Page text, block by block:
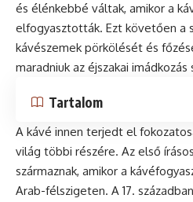
és élénkebbé váltak, amikor a
elfogyasztották. Ezt követően a
kávészemek pörkölését és
maradniuk az éjszakai imádkozás
Tartalom
A kávé innen terjedt el
világ többi részére. Az első
származnak, amikor a
Arab-félszigeten. A 17.